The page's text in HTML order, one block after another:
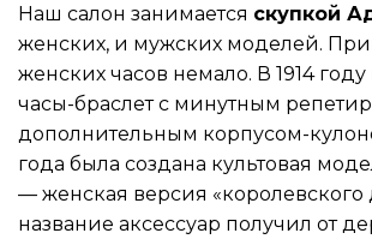
Наш салон занимается скупкой
женских, и мужских моделей.
женских часов немало. В 1914
часы-браслет с минутным
дополнительным корпусом-
года была создана культовая
— женская версия «королевского
название аксессуар получил от